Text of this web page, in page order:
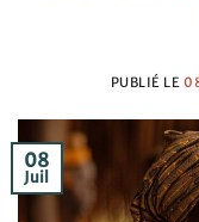
PUBLIÉ LE
08
Juil